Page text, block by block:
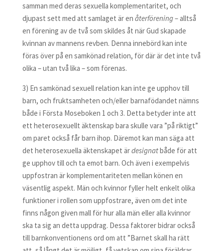
samman med deras sexuella komplementaritet, och
djupast sett med att samlaget är en återförening– alltså
en förening av de två som skildes åt när Gud skapade
kvinnan av mannens revben. Denna innebörd kan inte
föras över på en samkönad relation, för där är det inte två
olika – utan två lika – som förenas.
3) En samkönad sexuell relation kan inte ge upphov till
barn, och fruktsamheten och/eller barnafödandet nämns
både i Första Moseboken 1 och 3. Detta betyder inte att
ett heterosexuellt äktenskap bara skulle vara ”på riktigt”
om paret också får barn ihop. Däremot kan man säga att
det heterosexuella äktenskapet ärdesignatbåde för att
ge upphov till och ta emot barn. Och även i exempelvis
uppfostran är komplementariteten mellan könen en
väsentlig aspekt. Män och kvinnor fyller helt enkelt olika
funktioner i rollen som uppfostrare, även om det inte
finns någon given mall för hur alla män eller alla kvinnor
ska ta sig an detta uppdrag. Dessa faktorer bidrar också
till barnkonventionens ord om att ”Barnet skall ha rätt